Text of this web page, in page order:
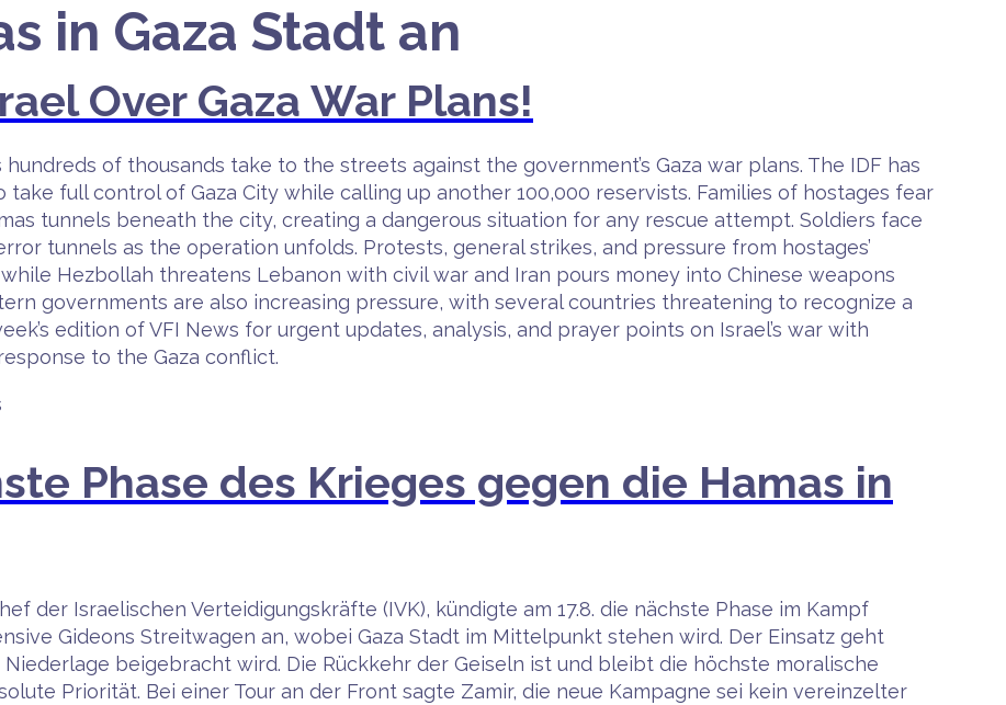
in Gaza Stadt an
Over Gaza War Plans!
of thousands take to the streets against the government’s Gaza war plans. The IDF has
full control of Gaza City while calling up another 100,000 reservists. Families of hostages fear
tunnels beneath the city, creating a dangerous situation for any rescue attempt. Soldiers face
tunnels as the operation unfolds. Protests, general strikes, and pressure from hostages’
Hezbollah threatens Lebanon with civil war and Iran pours money into Chinese weapons
governments are also increasing pressure, with several countries threatening to recognize a
edition of VFI News for urgent updates, analysis, and prayer points on Israel’s war with
to the Gaza conflict.
Phase des Krieges gegen die Hamas in
der Israelischen Verteidigungskräfte (IVK), kündigte am 17.8. die nächste Phase im Kampf
Gideons Streitwagen an, wobei Gaza Stadt im Mittelpunkt stehen wird. Der Einsatz geht
beigebracht wird. Die Rückkehr der Geiseln ist und bleibt die höchste moralische
Priorität. Bei einer Tour an der Front sagte Zamir, die neue Kampagne sei kein vereinzelter